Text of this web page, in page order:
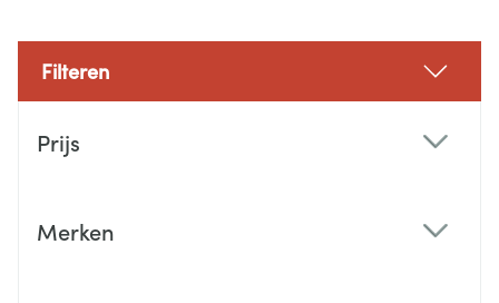
Filteren
Prijs
Merken